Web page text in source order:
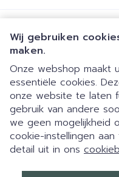
Wij gebruiken
maken.
Onze webshop maakt
essentiële cookies.
onze website te laten
gebruik van andere
we geen mogelijkheid
cookie-instellingen
detail uit in ons
1 van 1
Juridische links